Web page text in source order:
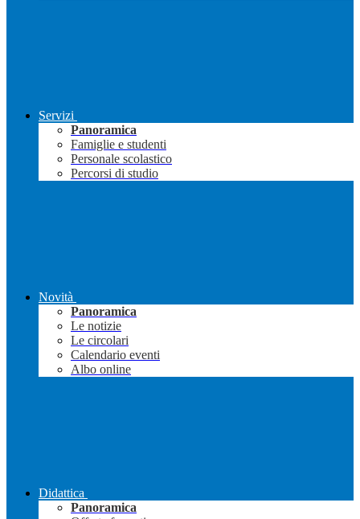
Servizi
Panoramica
Famiglie e studenti
Personale scolastico
Percorsi di studio
Novità
Panoramica
Le notizie
Le circolari
Calendario eventi
Albo online
Didattica
Panoramica